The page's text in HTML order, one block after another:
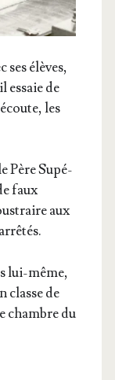
ses élèves,
essaie de
les
Père Supé­
faux
aux
lui-même,
classe de
chambre du